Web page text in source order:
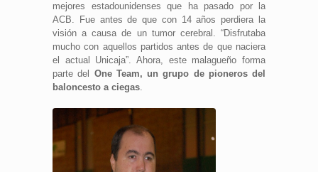
mejores estadounidenses que ha pasado por la
ACB. Fue antes de que con 14 años perdiera la
visión a causa de un tumor cerebral. “Disfrutaba
mucho con aquellos partidos antes de que naciera
el actual Unicaja”. Ahora, este malagueño forma
parte del One Team, un grupo de pioneros del
baloncesto a ciegas.